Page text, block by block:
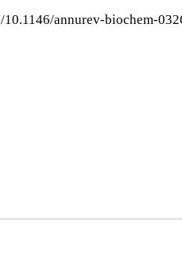
annurev-biochem-